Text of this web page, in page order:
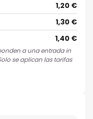
1,20 €
1,30 €
1,40 €
a una entrada in
se aplican las tarifas